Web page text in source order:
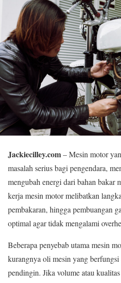
Jackiecilley.com– Mesin motor
masalah serius bagi pengendara,
mengubah energi dari bahan bakar
kerja mesin motor melibatkan
pembakaran, hingga pembuangan
optimal agar tidak mengalami
Beberapa penyebab utama mesin
kurangnya oli mesin yang berfungsi
pendingin. Jika volume atau